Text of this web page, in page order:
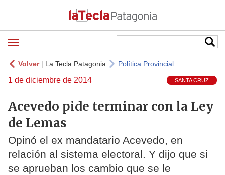
Volver| La Tecla Patagonia Política Provincial
1 de diciembre de 2014 SANTA CRUZ
Acevedo pide terminar con la Ley
de Lemas
Opinó el ex mandatario Acevedo, en
relación al sistema electoral. Y dijo que si
se aprueban los cambio que se le